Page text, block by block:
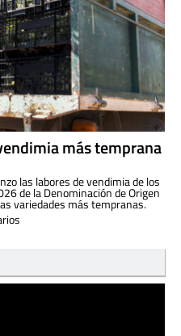
más temprana
las labores de vendimia de los
de la Denominación de Origen
variedades más tempranas.